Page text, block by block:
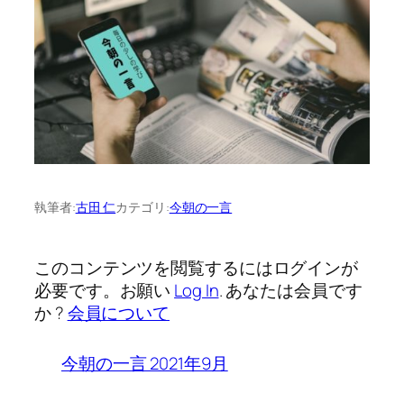
執筆者:古田 仁カテゴリ:今朝の一言
このコンテンツを閲覧するにはログインが
必要です。お願い Log In. あなたは会員です
か ?会員について
今朝の一言 2021年9月